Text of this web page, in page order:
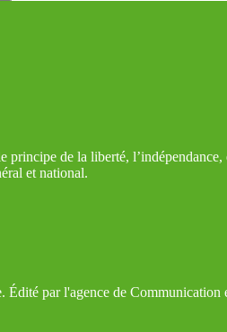
de la liberté, l’indépendance,
et national.
par l'agence de